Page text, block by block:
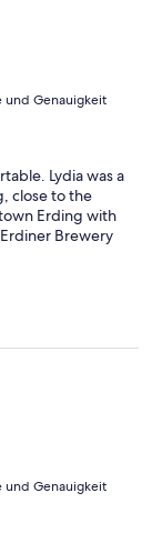
und Genauigkeit
Lydia was a
close to the
Erding with
Brewery
und Genauigkeit